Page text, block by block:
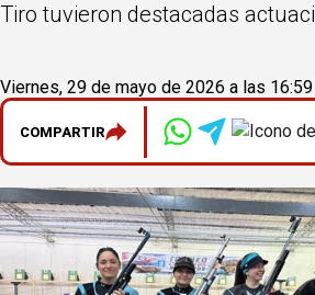
Tiro tuvieron destacadas
Viernes, 29 de mayo de 2026 a las 16:59
COMPARTIR